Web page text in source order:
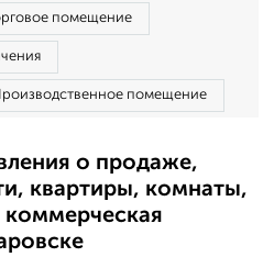
помещение
помещение
о продаже,
квартиры, комнаты,